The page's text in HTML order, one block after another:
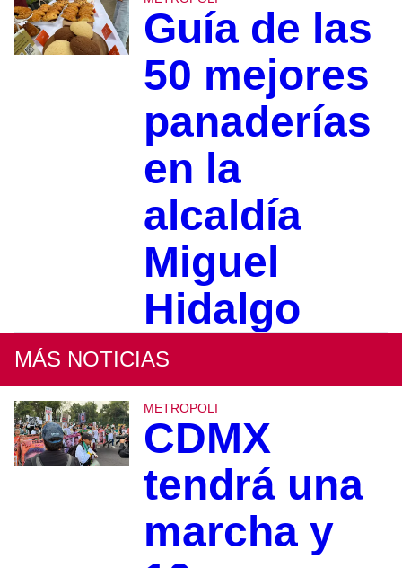
Guía de las
50 mejores
panaderías
en la
alcaldía
Miguel
Hidalgo
MÁS NOTICIAS
METROPOLI
CDMX
tendrá una
marcha y